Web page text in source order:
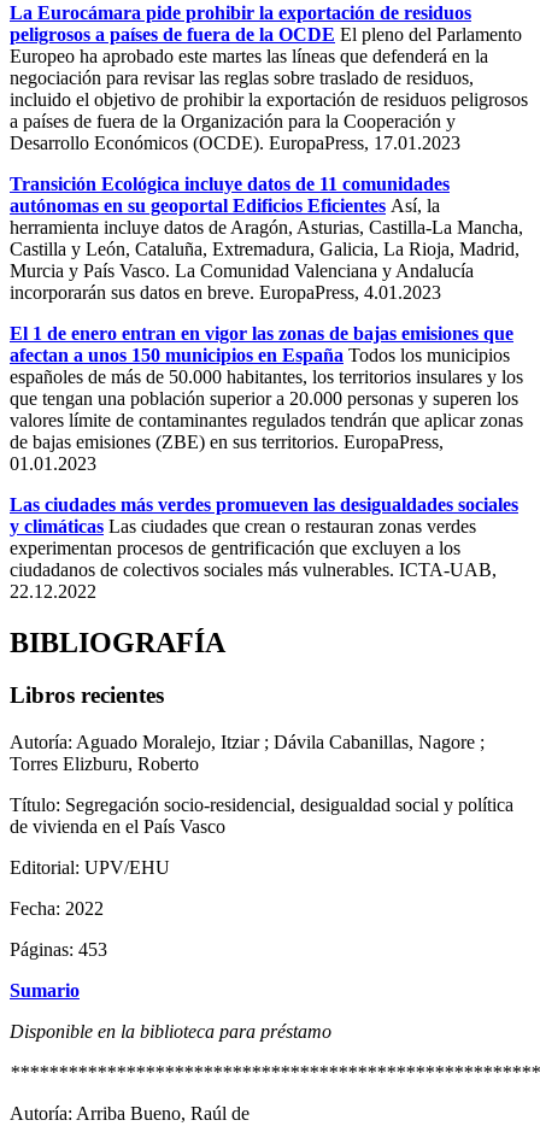
La Eurocámara pide prohibir la exportación de residuos
peligrosos a países de fuera de la OCDE El pleno del Parlamento
Europeo ha aprobado este martes las líneas que defenderá en la
negociación para revisar las reglas sobre traslado de residuos,
incluido el objetivo de prohibir la exportación de residuos peligrosos
a países de fuera de la Organización para la Cooperación y
Desarrollo Económicos (OCDE). EuropaPress, 17.01.2023
Transición Ecológica incluye datos de 11 comunidades
autónomas en su geoportal Edificios Eficientes Así, la
herramienta incluye datos de Aragón, Asturias, Castilla-La Mancha,
Castilla y León, Cataluña, Extremadura, Galicia, La Rioja, Madrid,
Murcia y País Vasco. La Comunidad Valenciana y Andalucía
incorporarán sus datos en breve. EuropaPress, 4.01.2023
El 1 de enero entran en vigor las zonas de bajas emisiones que
afectan a unos 150 municipios en España Todos los municipios
españoles de más de 50.000 habitantes, los territorios insulares y los
que tengan una población superior a 20.000 personas y superen los
valores límite de contaminantes regulados tendrán que aplicar zonas
de bajas emisiones (ZBE) en sus territorios. EuropaPress,
01.01.2023
Las ciudades más verdes promueven las desigualdades sociales
y climáticas Las ciudades que crean o restauran zonas verdes
experimentan procesos de gentrificación que excluyen a los
ciudadanos de colectivos sociales más vulnerables. ICTA-UAB,
22.12.2022
BIBLIOGRAFÍA
Libros recientes
Autoría: Aguado Moralejo, Itziar ; Dávila Cabanillas, Nagore ;
Torres Elizburu, Roberto
Título: Segregación socio-residencial, desigualdad social y política
de vivienda en el País Vasco
Editorial: UPV/EHU
Fecha: 2022
Páginas: 453
Sumario
Disponible en la biblioteca para préstamo
Autoría: Arriba Bueno, Raúl de